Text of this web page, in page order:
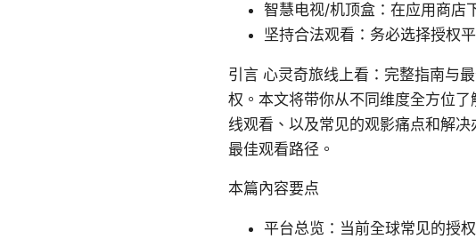
智慧电视/机顶盒：在应用商店
坚持合法观看：务必选择授权
引言 心灵奇旅线上看：完整指南与
权。本文将带你从不同维度全方位
线观看、以及常见的观影痛点和解
最佳观看路径。
本篇內容要点
平台总览：当前全球常见的授